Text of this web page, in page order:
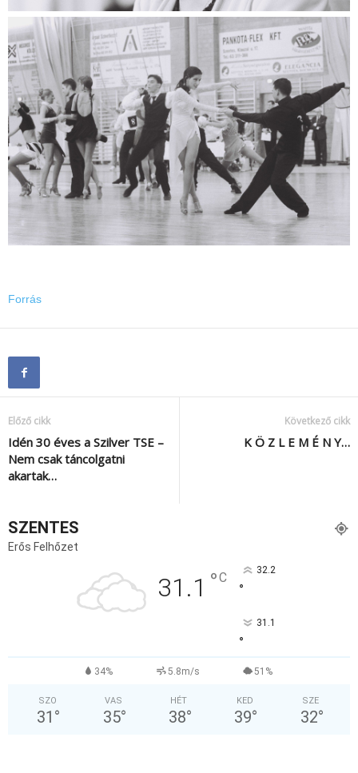
Forrás
Előző cikk
Idén 30 éves a Szilver TSE –
Nem csak táncolgatni
akartak…
Következő cikk
K Ö Z L E M É N Y…
SZENTES
Erős Felhőzet
31.1 °C 32.2
°
31.1
°
34% 5.8m/s 51%
SZO
31 °
VAS
35°
HÉT
38°
KED
39°
SZE
32°